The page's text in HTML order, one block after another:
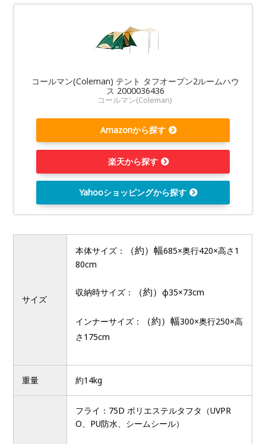
コールマン(Coleman) テント タフオープン2ルームハウ
ス 2000036436
コールマン(Coleman)
Amazonから探す
楽天から探す
Yahooショッピングから探す
サイズ
本体サイズ： （約）幅685×奥行420×高さ1
80cm
収納時サイズ： （約）φ35×73cm
インナーサイズ： （約）幅300×奥行250×高
さ175cm
重量 約14kg
フライ：75D ポリエステルタフタ（UVPR
O、PU防水、シームシール）